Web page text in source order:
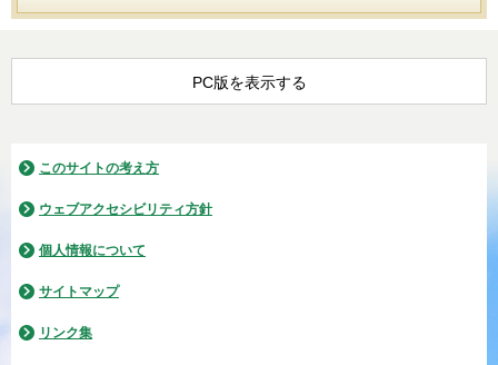
PC版を表示する
このサイトの考え方
ウェブアクセシビリティ方針
個人情報について
サイトマップ
リンク集